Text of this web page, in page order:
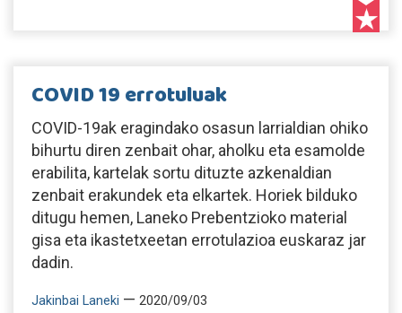
COVID 19 errotuluak
COVID-19ak eragindako osasun larrialdian ohiko
bihurtu diren zenbait ohar, aholku eta esamolde
erabilita, kartelak sortu dituzte azkenaldian
zenbait erakundek eta elkartek. Horiek bilduko
ditugu hemen, Laneko Prebentzioko material
gisa eta ikastetxeetan errotulazioa euskaraz jar
dadin.
Jakinbai Laneki — 2020/09/03